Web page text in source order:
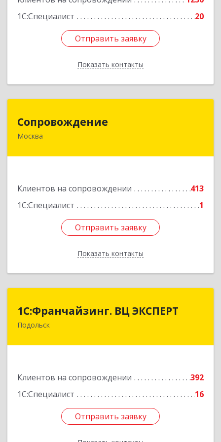
1С:Специалист
20
Отправить заявку
Показать контакты
Отправить заявку
Назад
Сопровождение
Москва
Клиентов на сопровождении
413
1С:Специалист
1
Отправить заявку
Показать контакты
117198, Москва г, Саморы Машела ул, дом № 8,
Отправить заявку
Назад
1С:Франчайзинг. ВЦ ЭКСПЕРТ
Подольск
Клиентов на сопровождении
392
1С:Специалист
16
Отправить заявку
1С:Франчайзинг. ВЦ ЭКСПЕРТ
Отправить заявку